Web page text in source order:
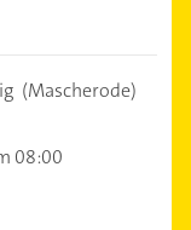
(Mascherode)
08:00